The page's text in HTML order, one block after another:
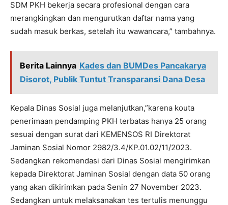
SDM PKH bekerja secara profesional dengan cara
merangkingkan dan mengurutkan daftar nama yang
sudah masuk berkas, setelah itu wawancara,” tambahnya.
Berita Lainnya Kades dan BUMDes Pancakarya
Disorot, Publik Tuntut Transparansi Dana Desa
Kepala Dinas Sosial juga melanjutkan,”karena kouta
penerimaan pendamping PKH terbatas hanya 25 orang
sesuai dengan surat dari KEMENSOS RI Direktorat
Jaminan Sosial Nomor 2982/3.4/KP.01.02/11/2023.
Sedangkan rekomendasi dari Dinas Sosial mengirimkan
kepada Direktorat Jaminan Sosial dengan data 50 orang
yang akan dikirimkan pada Senin 27 November 2023.
Sedangkan untuk melaksanakan tes tertulis menunggu